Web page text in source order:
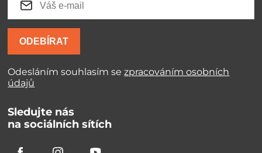
ODEBÍRAT
Odesláním souhlasím sezpracováním osobních
údajů
Sledujte nás
na sociálních sítích